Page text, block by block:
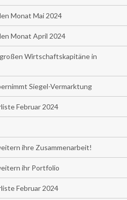
Monat Mai 2024
Monat April 2024
Wirtschaftskapitäne in
Siegel-Vermarktung
Februar 2024
ihre Zusammenarbeit!
ihr Portfolio
Februar 2024